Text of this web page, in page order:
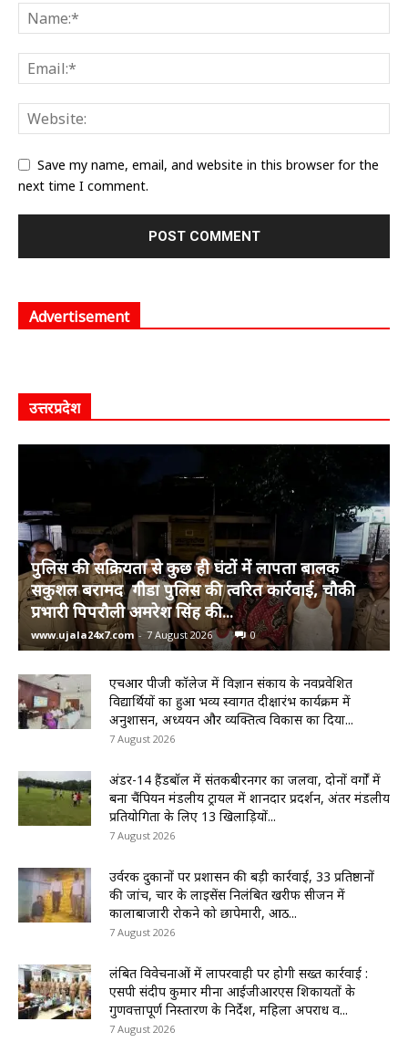
Save my name, email, and website in this browser for the
next time I comment.
Advertisement
उत्तरप्रदेश
पुलिस की सक्रियता से कुछ ही घंटों में लापता बालक
सकुशल बरामद गीडा पुलिस की त्वरित कार्रवाई, चौकी
प्रभारी पिपरौली अमरेश सिंह की...
www.ujala24x7.com - 7 August 2026 0
एचआर पीजी कॉलेज में विज्ञान संकाय के नवप्रवेशित
विद्यार्थियों का हुआ भव्य स्वागत दीक्षारंभ कार्यक्रम में
अनुशासन, अध्ययन और व्यक्तित्व विकास का दिया...
7 August 2026
अंडर-14 हैंडबॉल में संतकबीरनगर का जलवा, दोनों वर्गों में
बना चैंपियन मंडलीय ट्रायल में शानदार प्रदर्शन, अंतर मंडलीय
प्रतियोगिता के लिए 13 खिलाड़ियों...
7 August 2026
उर्वरक दुकानों पर प्रशासन की बड़ी कार्रवाई, 33 प्रतिष्ठानों
की जांच, चार के लाइसेंस निलंबित खरीफ सीजन में
कालाबाजारी रोकने को छापेमारी, आठ...
7 August 2026
लंबित विवेचनाओं में लापरवाही पर होगी सख्त कार्रवाई :
एसपी संदीप कुमार मीना आईजीआरएस शिकायतों के
गुणवत्तापूर्ण निस्तारण के निर्देश, महिला अपराध व...
7 August 2026